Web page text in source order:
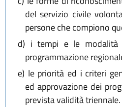
del servizio civile
persone che compiono
d) i tempi e le modalità
programmazione
e) le priorità ed i criteri
ed approvazione dei
prevista validità triennale.